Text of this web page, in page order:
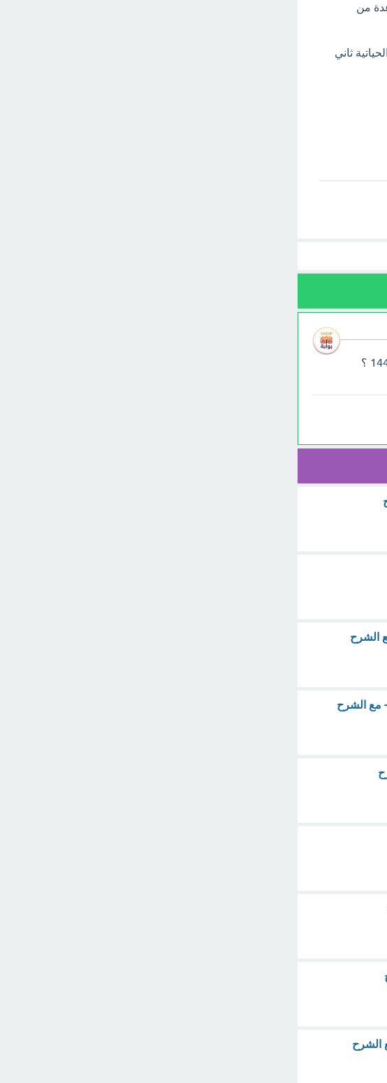
من
ثاني
سوف تجد إجابة سؤال حل كتاب المهارات الحياتية ثاني متوسط الفصل الاول 1446 ؟